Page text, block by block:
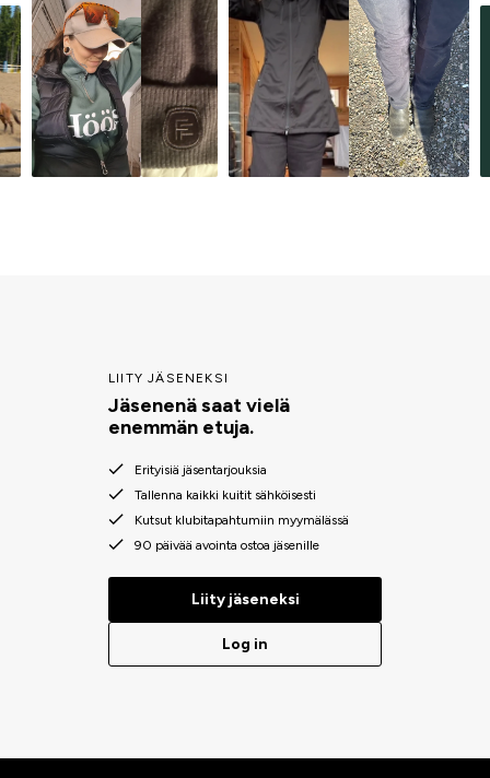
LIITY JÄSENEKSI
Jäsenenä saat vielä
enemmän etuja.
Erityisiä jäsentarjouksia
Tallenna kaikki kuitit sähköisesti
Kutsut klubitapahtumiin myymälässä
90 päivää avointa ostoa jäsenille
Liity jäseneksi
Log in